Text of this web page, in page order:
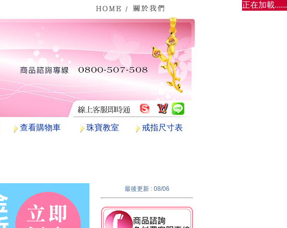
正在加載......
查看購物車 珠寶教室 戒指尺寸表
最後更新 : 08/06